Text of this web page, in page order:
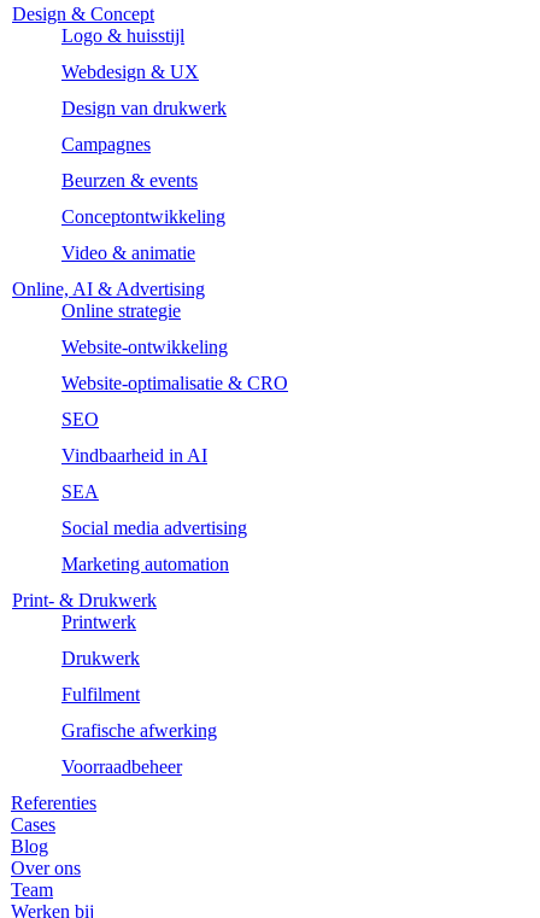
Design & Concept
Logo & huisstijl
Webdesign & UX
Design van drukwerk
Campagnes
Beurzen & events
Conceptontwikkeling
Video & animatie
Online, AI & Advertising
Online strategie
Website-ontwikkeling
Website-optimalisatie & CRO
SEO
Vindbaarheid in AI
SEA
Social media advertising
Marketing automation
Print- & Drukwerk
Printwerk
Drukwerk
Fulfilment
Grafische afwerking
Voorraadbeheer
Referenties
Cases
Blog
Over ons
Team
Werken bij